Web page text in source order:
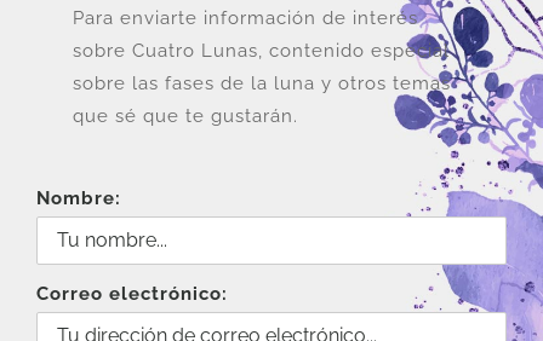
Para enviarte información de interés
sobre Cuatro Lunas, contenido especial
sobre las fases de la luna y otros temas
que sé que te gustarán.
Nombre:
Correo electrónico: